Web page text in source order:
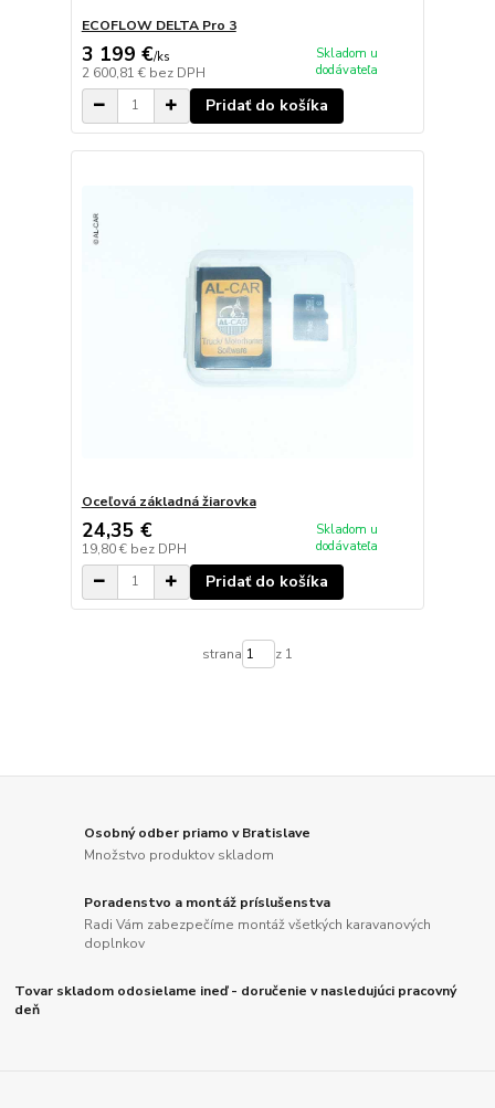
ECOFLOW DELTA Pro 3
3 199 €/ks
2 600,81 € bez DPH
Skladom u
dodávateľa
Pridať do košíka
Oceľová základná žiarovka
24,35 €
19,80 € bez DPH
Skladom u
dodávateľa
Pridať do košíka
strana z 1
Osobný odber priamo v Bratislave
Množstvo produktov skladom
Poradenstvo a montáž príslušenstva
Radi Vám zabezpečíme montáž všetkých karavanových
doplnkov
Tovar skladom odosielame ineď - doručenie v nasledujúci pracovný
deň